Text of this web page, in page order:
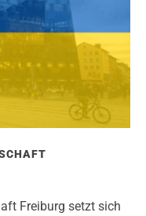
Freiburg setzt sich